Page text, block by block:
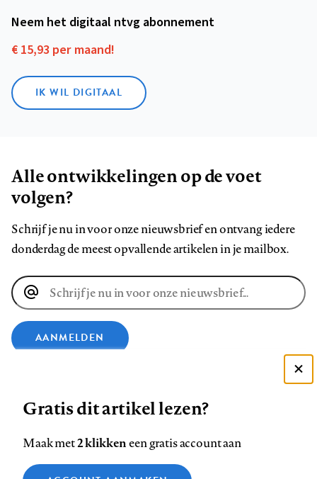
Neem het digitaal ntvg abonnement
€ 15,93 per maand!
IK WIL DIGITAAL
Alle ontwikkelingen op de voet
volgen?
Schrijf je nu in voor onze nieuwsbrief en ontvang iedere
donderdag de meest opvallende artikelen in je mailbox.
E-
mailadres
AANMELDEN
ons
op
ons
ons
ons
ons
ons
Zie onze cookie policy
Gratis dit artikel lezen?
Maak met2 klikkeneen gratis account aan